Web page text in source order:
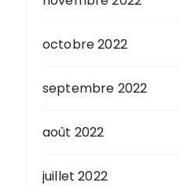
octobre 2022
septembre 2022
août 2022
juillet 2022